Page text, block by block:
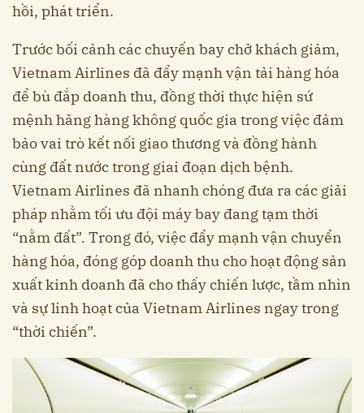
hồi, phát triển.
Trước bối cảnh các chuyến bay chở khách giảm,
Vietnam Airlines đã đẩy mạnh vận tải hàng hóa
để bù đắp doanh thu, đồng thời thực hiện sứ
mệnh hãng hàng không quốc gia trong việc đảm
bảo vai trò kết nối giao thương và đồng hành
cùng đất nước trong giai đoạn dịch bệnh.
Vietnam Airlines đã nhanh chóng đưa ra các giải
pháp nhằm tối ưu đội máy bay đang tạm thời
“nằm đất”. Trong đó, việc đẩy mạnh vận chuyển
hàng hóa, đóng góp doanh thu cho hoạt động sản
xuất kinh doanh đã cho thấy chiến lược, tầm nhìn
và sự linh hoạt của Vietnam Airlines ngay trong
“thời chiến”.